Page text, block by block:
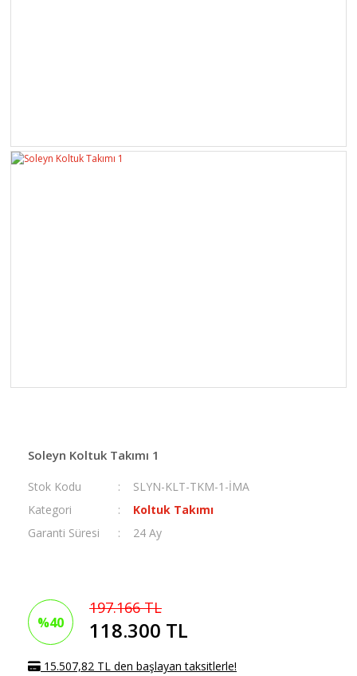
Soleyn Koltuk Takımı 1
Stok Kodu
SLYN-KLT-TKM-1-İMA
Kategori
Koltuk Takımı
Garanti Süresi
24 Ay
%40
197.166 TL
118.300 TL
15.507,82 TL den başlayan taksitlerle!